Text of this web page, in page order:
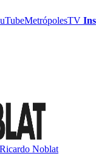
MetrópolesTV
Ricardo Noblat